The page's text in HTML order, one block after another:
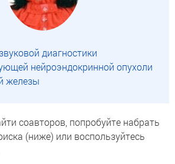
диагностики
нейроэндокринной опухоли
железы
соавторов, попробуйте набрать
(ниже) или воспользуйтесь